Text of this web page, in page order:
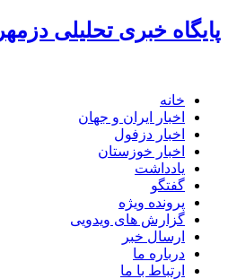
پرش
به
پایگاه خبری تحلیلی دزمهر
خانه
اخبار ایران و جهان
اخبار دزفول
اخبار خوزستان
یادداشت
گفتگو
پرونده ویژه
گزارش های ویدویی
ارسال خبر
درباره ما
ارتباط با ما